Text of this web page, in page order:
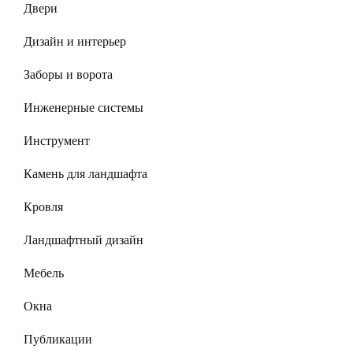
Двери
Дизайн и интерьер
Заборы и ворота
Инженерные системы
Инструмент
Камень для ландшафта
Кровля
Ландшафтный дизайн
Мебель
Окна
Публикации